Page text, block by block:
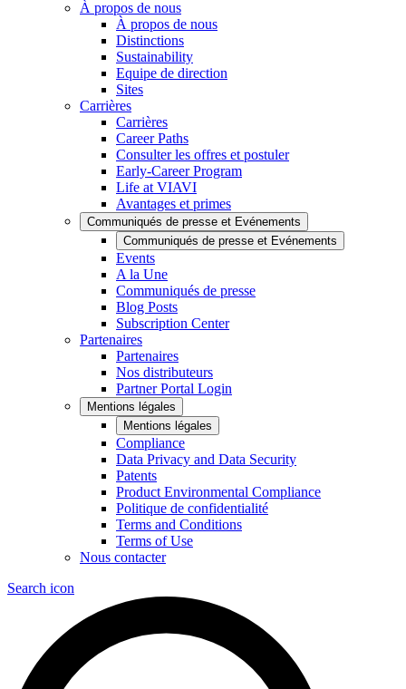
À propos de nous
À propos de nous
Distinctions
Sustainability
Equipe de direction
Sites
Carrières
Carrières
Career Paths
Consulter les offres et postuler
Early-Career Program
Life at VIAVI
Avantages et primes
Communiqués de presse et Evénements
Communiqués de presse et Evénements
Events
A la Une
Communiqués de presse
Blog Posts
Subscription Center
Partenaires
Partenaires
Nos distributeurs
Partner Portal Login
Mentions légales
Mentions légales
Compliance
Data Privacy and Data Security
Patents
Product Environmental Compliance
Politique de confidentialité
Terms and Conditions
Terms of Use
Nous contacter
Search icon